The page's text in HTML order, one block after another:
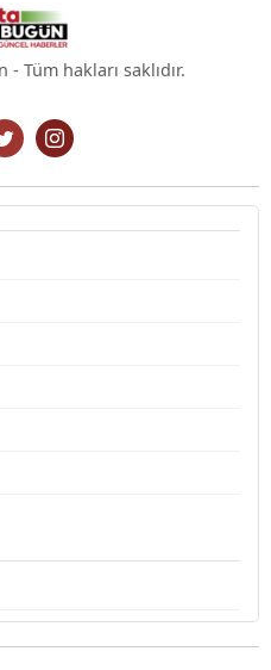
Tüm hakları saklıdır.